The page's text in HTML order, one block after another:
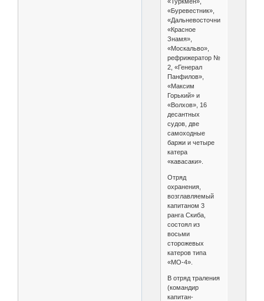
«Буревестник»,
«Дальневосточник»,
«Красное
Знамя»,
«Москальво»,
рефрижератор №
2, «Генерал
Панфилов»,
«Максим
Горький» и
«Волхов», 16
десантных
судов, две
самоходные
баржи и четыре
катера
«кавасаки».
Отряд
охранения,
возглавляемый
капитаном 3
ранга Скиба,
состоял из
восьми
сторожевых
катеров типа
«МО-4».
В отряд траления
(командир
капитан-